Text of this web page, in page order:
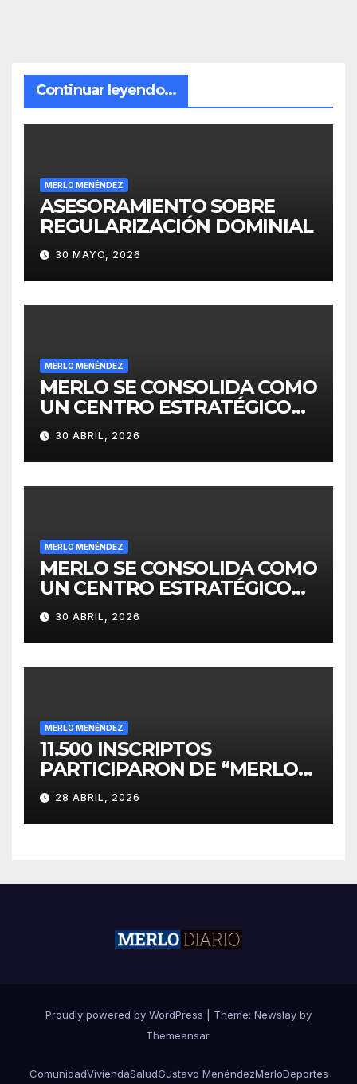
Continuar leyendo...
MERLO MENÉNDEZ
ASESORAMIENTO SOBRE
REGULARIZACIÓN DOMINIAL
30 MAYO, 2026
MERLO MENÉNDEZ
MERLO SE CONSOLIDA COMO
UN CENTRO ESTRATÉGICO
PARA EL DESARROLLO DE
INVERSIONES
30 ABRIL, 2026
MERLO MENÉNDEZ
MERLO SE CONSOLIDA COMO
UN CENTRO ESTRATÉGICO
PARA EL DESARROLLO DE
INVERSIONES
30 ABRIL, 2026
MERLO MENÉNDEZ
11.500 INSCRIPTOS
PARTICIPARON DE “MERLO
CORRE POR MALVINAS”
28 ABRIL, 2026
Proudly powered by WordPress Theme: Newslay by
Themeansar.
ComunidadViviendaSaludGustavo MenéndezMerloDeportes